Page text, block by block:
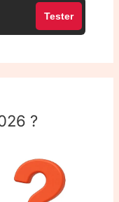
Tester
?